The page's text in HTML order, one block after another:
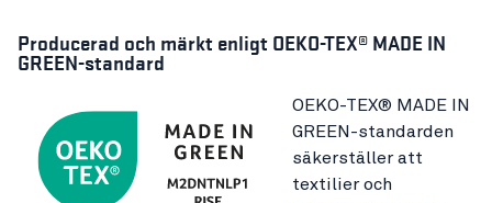
Producerad och märkt enligt OEKO-TEX® MADE IN
GREEN-standard
OEKO-TEX® MADE IN
GREEN-standarden
säkerställer att
textilier och